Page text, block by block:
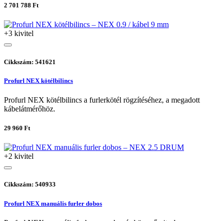
2 701 788 Ft
+3 kivitel
Cikkszám: 541621
Profurl NEX kötélbilincs
Profurl NEX kötélbilincs a furlerkötél rögzítéséhez, a megadott
kábelátmérőhöz.
29 960 Ft
+2 kivitel
Cikkszám: 540933
Profurl NEX manuális furler dobos